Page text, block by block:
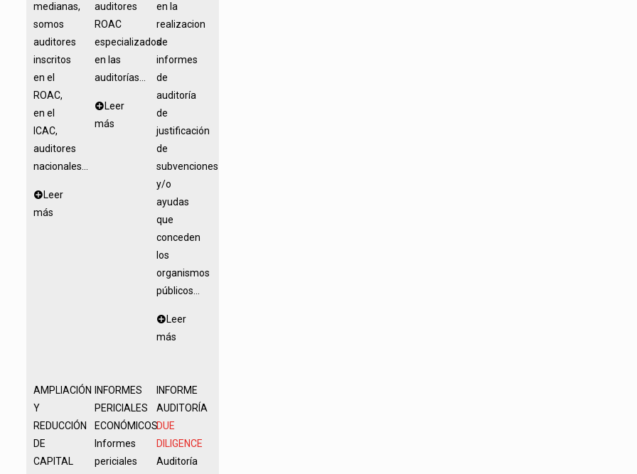
medianas,
somos
auditores
inscritos
en el
ROAC,
en el
ICAC,
auditores
nacionales...
Leer
más
auditores
ROAC
especializados
en las
auditorías...
Leer
más
en la
realizacion
de
informes
de
auditoría
de
justificación
de
subvenciones
y/o
ayudas
que
conceden
los
organismos
públicos...
Leer
más
AMPLIACIÓN
Y
REDUCCIÓN
DE
CAPITAL
INFORMES
PERICIALES
ECONÓMICOS
Informes
periciales
INFORME
AUDITORÍA
DUE
DILIGENCE
Auditoría